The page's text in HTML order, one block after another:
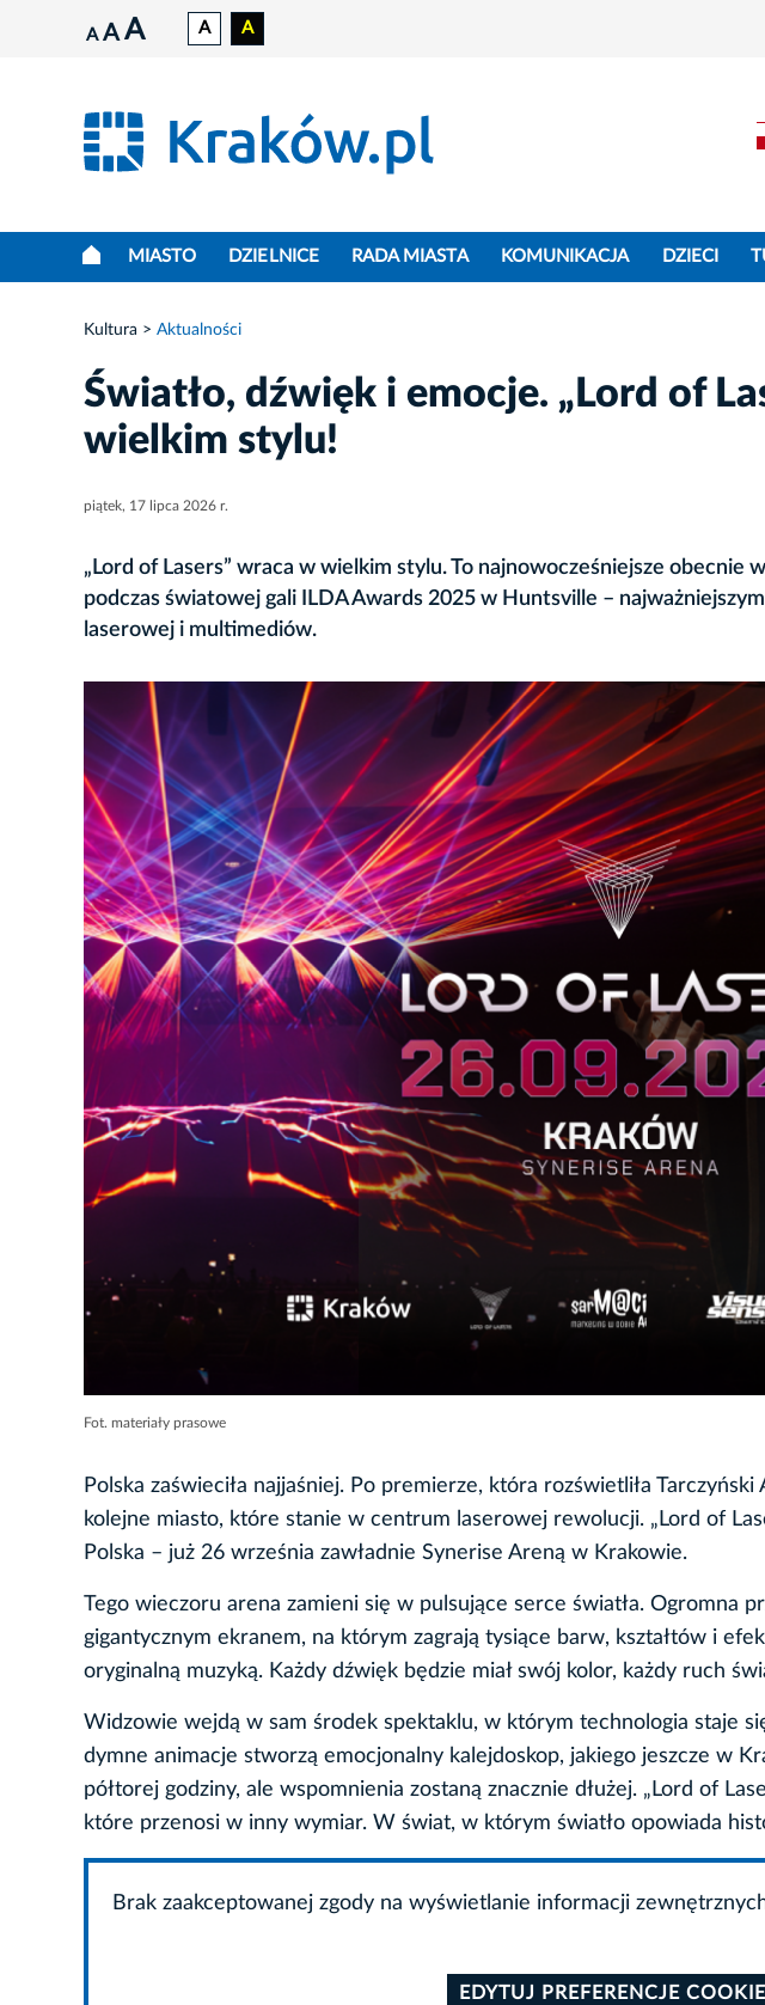
A A A A A
MIASTO DZIELNICE RADA MIASTA KOMUNIKACJA DZIECI
Kultura Aktualności
Światło, dźwięk i emocje. „Lord of
wielkim stylu!
piątek, 17 lipca 2026 r.
„Lord of Lasers” wraca w wielkim stylu. To najnowocześniejsze obecnie
podczas światowej gali ILDA Awards 2025 w Huntsville –
laserowej i multimediów.
Fot. materiały prasowe
Polska zaświeciła najjaśniej. Po premierze, która rozświetliła Tarczyński
kolejne miasto, które stanie w centrum laserowej rewolucji. „Lord of
Polska – już 26 września zawładnie Synerise Areną w Krakowie.
Tego wieczoru arena zamieni się w pulsujące serce światła. Ogromna
gigantycznym ekranem, na którym zagrają tysiące barw, kształtów i
oryginalną muzyką. Każdy dźwięk będzie miał swój kolor, każdy ruch
Widzowie wejdą w sam środek spektaklu, w którym technologia staje
dymne animacje stworzą emocjonalny kalejdoskop, jakiego jeszcze w
półtorej godziny, ale wspomnienia zostaną znacznie dłużej. „Lord of
które przenosi w inny wymiar. W świat, w którym światło opowiada
Brak zaakceptowanej zgody na wyświetlanie informacji
EDYTUJ PREFERENCJE